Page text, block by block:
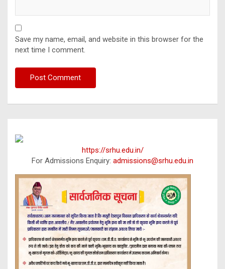
Save my name, email, and website in this browser for the
next time I comment.
https://srhu.edu.in/
For Admissions Enquiry: admissions@srhu.edu.in